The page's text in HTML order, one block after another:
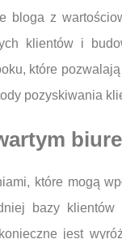
bloga z
klientów i
które
pozyskiwania
które mogą
bazy
jest